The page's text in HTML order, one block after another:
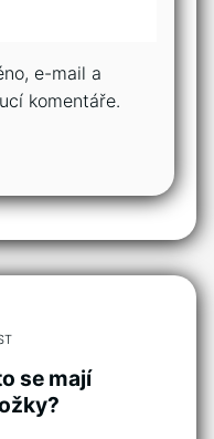
e-mail a
komentáře.
se mají